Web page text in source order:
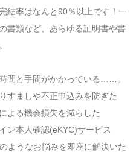
結率はなんと90％以上です！一
書類など、あらゆる証明書や書
間と手間がかかっている……。
すましや不正申込みを防ぎた
る機会損失を減らした
本人確認(eKYC)サービス
ようなお悩みを即座に解決いた